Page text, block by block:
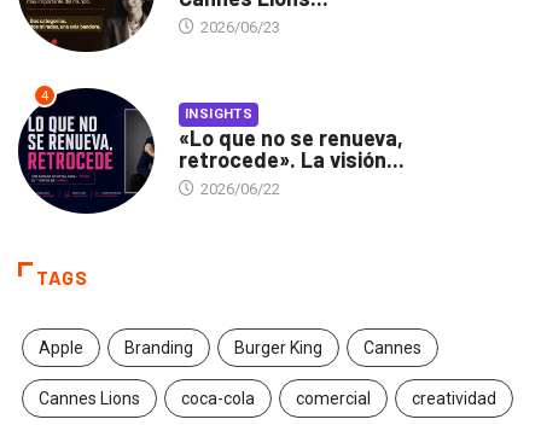
2026/06/23
4
INSIGHTS
«Lo que no se renueva,
retrocede». La visión...
2026/06/22
TAGS
Apple Branding Burger King Cannes
Cannes Lions coca-cola comercial creatividad